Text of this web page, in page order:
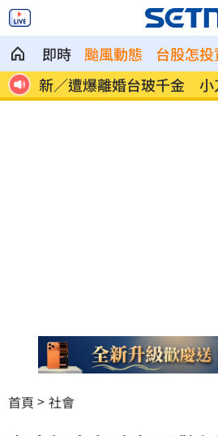
即時 颱風動態 台股怎投
實
白海豚逼近！台灣兩樣情
曝
首頁 社會